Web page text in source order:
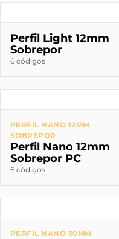
Perfil Light 12mm
Sobrepor
6 códigos
PERFIL NANO 12MM
SOBREPOR
Perfil Nano 12mm
Sobrepor PC
6 códigos
PERFIL NANO 30MM